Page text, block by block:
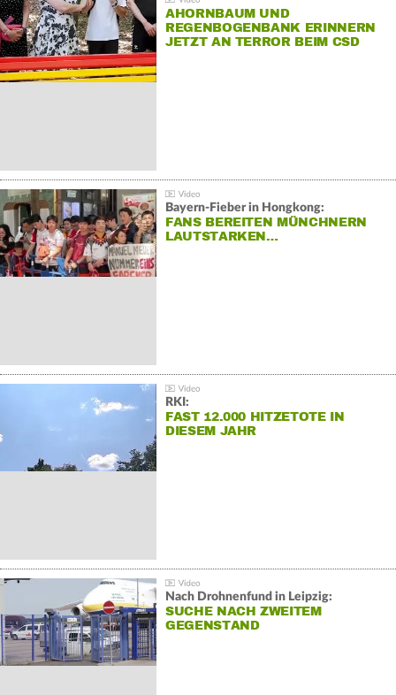
AHORNBAUM UND
REGENBOGENBANK ERINNERN
JETZT AN TERROR BEIM CSD
Bayern-Fieber in Hongkong:
FANS BEREITEN MÜNCHNERN
LAUTSTARKEN…
RKI:
FAST 12.000 HITZETOTE IN
DIESEM JAHR
Nach Drohnenfund in Leipzig:
SUCHE NACH ZWEITEM
GEGENSTAND